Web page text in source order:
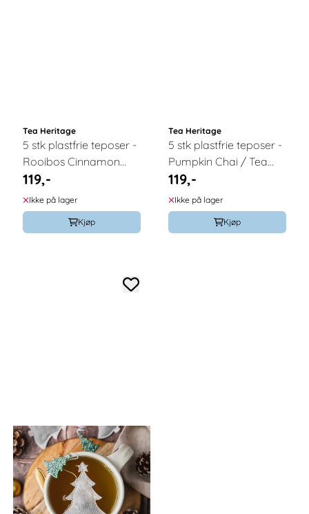
Tea Heritage
5 stk plastfrie teposer -
Rooibos Cinnamon
Roll / Tea Heritage
119,-
Ikke på lager
Kjøp
Tea Heritage
5 stk plastfrie teposer -
Pumpkin Chai / Tea
Heritage
119,-
Ikke på lager
Kjøp